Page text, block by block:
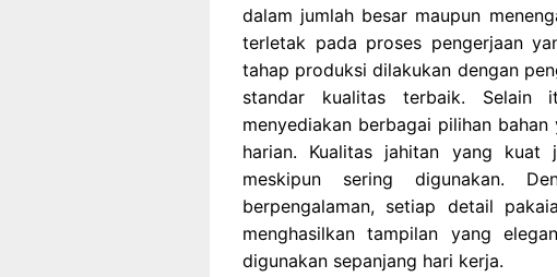
dalam jumlah besar maupun
terletak pada proses pengerjaan
tahap produksi dilakukan dengan
standar kualitas terbaik. Selain
menyediakan berbagai pilihan
harian. Kualitas jahitan yang kuat
meskipun sering digunakan.
berpengalaman, setiap detail
menghasilkan tampilan yang
digunakan sepanjang hari kerja.